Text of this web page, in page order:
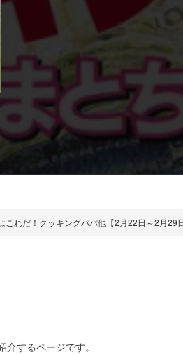
れだ！クッキングパパ他【2月22日～2月29日
するページです。